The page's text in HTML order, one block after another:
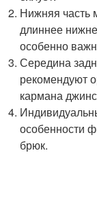
Нижняя часть
длиннее
особенно
Середина
рекомендуют
кармана
особенности
брюк.